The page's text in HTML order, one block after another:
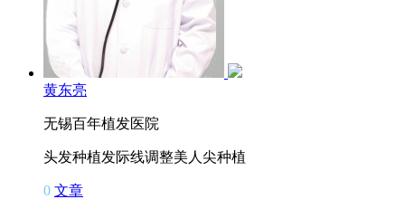
黄东亮
无锡百年植发医院
头发种植发际线调整美人尖种植
0 文章